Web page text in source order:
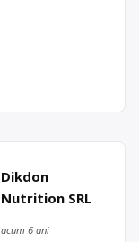
Dikdon
Nutrition SRL
acum 6 ani